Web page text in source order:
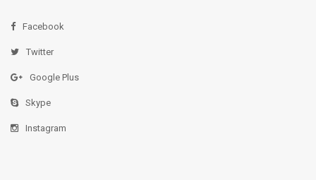
Facebook
Twitter
Google Plus
Skype
Instagram